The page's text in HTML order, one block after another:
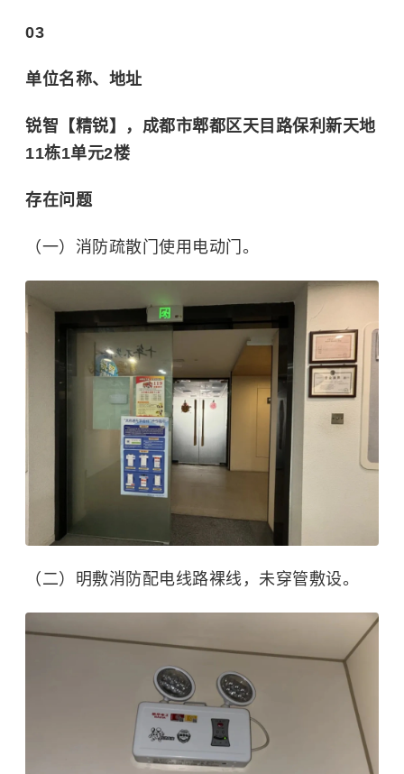
03
单位名称、地址
锐智【精锐】，成都市郫都区天目路保利新天地
11栋1单元2楼
存在问题
（一）消防疏散门使用电动门。
（二）明敷消防配电线路裸线，未穿管敷设。